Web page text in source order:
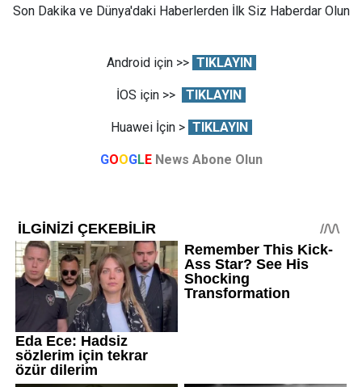
Son Dakika ve Dünya'daki Haberlerden İlk Siz Haberdar Olun
Android için >> TIKLAYIN
İOS için >> TIKLAYIN
Huawei İçin > TIKLAYIN
GOOGLE News Abone Olun